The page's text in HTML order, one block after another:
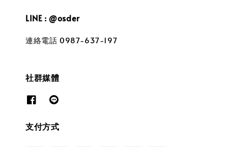
LINE : @osder
連絡電話 0987-637-197
社群媒體
支付方式